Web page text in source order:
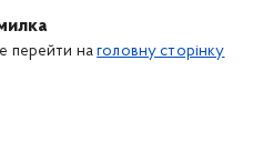
перейти наголовну сторінку